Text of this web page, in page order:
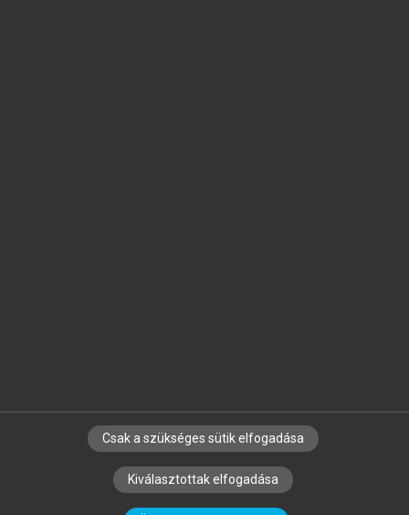
SZERZŐKNEK CÉGEKNEK KÖNYVTÁROSOKNAK
SZERKESZTÉSI ÉS LEKTORÁLÁSI ALAPELVEK
Csak a szükséges sütik elfogadása
Kiválasztottak elfogadása